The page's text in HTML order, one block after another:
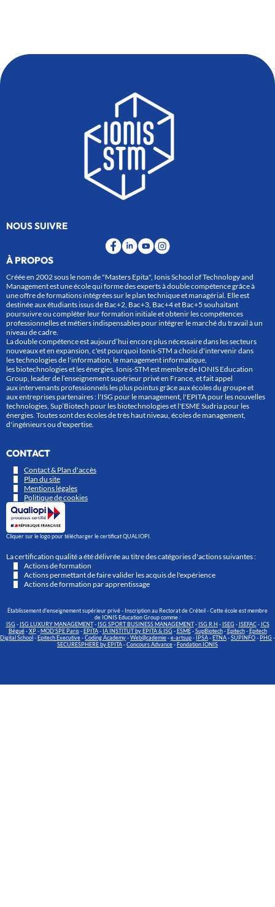
NOUS SUIVRE
À PROPOS
Créée en 2002 sous le nom de "Masters Epita", Ionis School of Technology and
Management est une école qui forme des experts à double compétence grâce à
une offre de formations intégrées sur le plan technique et managérial. Elle est
destinée aux étudiants issus de Bac+2, Bac+3, Bac+4 et Bac+5 souhaitant
poursuivre ou compléter leur formation initiale et obtenir les compétences
professionnelles et métiers indispensables pour intégrer le marché du travail à un
niveau de cadre.
La double compétence est aujourd’hui encore plus nécessaire dans les secteurs
nouveaux et en expansion, c'est pourquoi Ionis-STM a choisi d'intervenir dans
les technologies de l'information, le management informatique,
les biotechnologies et les énergies. Ionis-STM est membre de IONIS Education
Group, leader de l’enseignement supérieur privé en France, et fait appel
aux intervenants professionnels les plus pointus grâce aux écoles du groupe et
aux entreprises partenaires : l'ISG pour le management, l'EPITA pour les nouvelles
technologies, Sup’Biotech pour les biotechnologies et l'ESME Sudria pour les
énergies. Toutes sont des écoles de très haut niveau, écoles de management,
d'ingénieurs ou d'expertise.
CONTACT
Contact & Plan d'accès
Plan du site
Mentions légales
Politique de cookies
Cliquer sur le logo pour télécharger le certificat QUALIOPI.
La certification qualité a été délivrée au titre des catégories d'actions suivantes :
Actions de formation
Actions permettant de faire valider les acquis de l'expérience
Actions de formation par apprentissage
Établissement d'enseignement supérieur privé - Inscription au Rectorat de Créteil - Cette école est membre
de IONIS Education Group comme :
ISG - ISG LUXURY MANAGEMENT- ISG SPORT BUSINESS MANAGEMENT- ISG R.H - ISEG - ISEFAC- ICS
Bégué-XP-MOD’SPE Paris-EPITA- IA INSTITUT by EPITA & ISG -ESME-SupBiotech-Epitech-Epitech
Digital School-Epitech Executive-Coding Academy-Web@cademie-e-artsup- IPSA-ETNA-SUPINFO-PHG -
SECURESPHERE by EPITA-Concours Advance-Fondation IONIS